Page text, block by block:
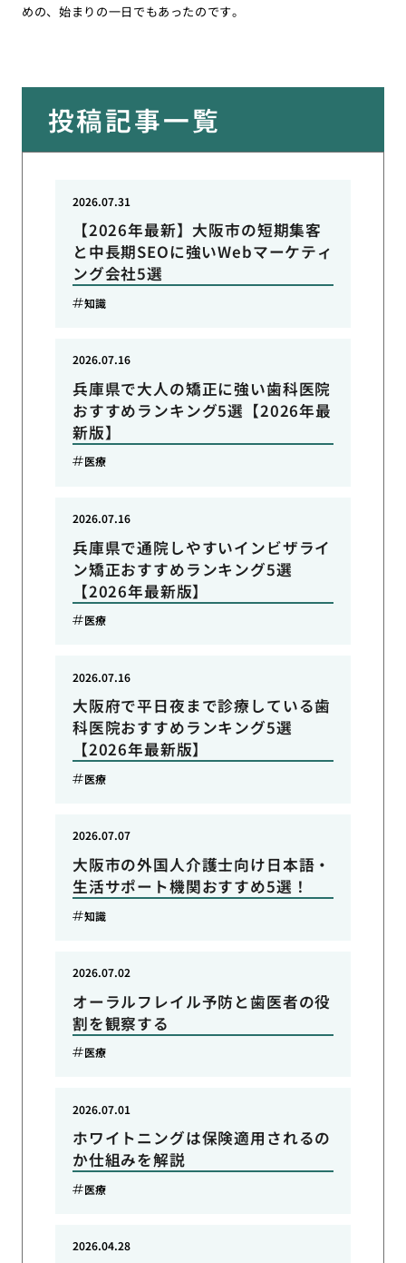
めの、始まりの一日でもあったのです。
投稿記事一覧
【2026年最新】大阪市の短期集客
と中長期SEOに強いWebマーケティ
ング会社5選
2026.07.31
知識
兵庫県で大人の矯正に強い歯科医院
おすすめランキング5選【2026年最
新版】
2026.07.16
医療
兵庫県で通院しやすいインビザライ
ン矯正おすすめランキング5選
【2026年最新版】
2026.07.16
医療
大阪府で平日夜まで診療している歯
科医院おすすめランキング5選
【2026年最新版】
2026.07.16
医療
大阪市の外国人介護士向け日本語・
生活サポート機関おすすめ5選！
2026.07.07
知識
オーラルフレイル予防と歯医者の役
割を観察する
2026.07.02
医療
ホワイトニングは保険適用されるの
か仕組みを解説
2026.07.01
医療
2026.04.28